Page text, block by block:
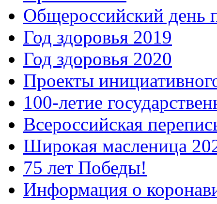
Общероссийский день
Год здоровья 2019
Год здоровья 2020
Проекты
100-летие
Всероссийская
Широкая масленица
75 лет Победы!
Информация о